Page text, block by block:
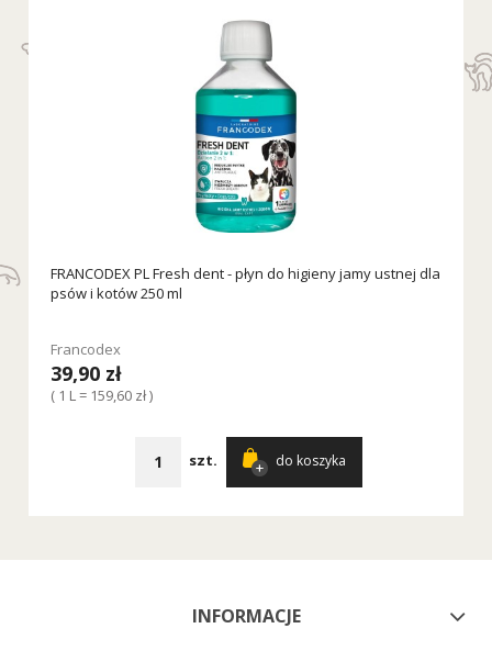
FRANCODEX PL Fresh dent - płyn do higieny jamy ustnej dla
psów i kotów 250 ml
Francodex
39,90 zł
( 1 L = 159,60 zł )
szt. do koszyka
INFORMACJE